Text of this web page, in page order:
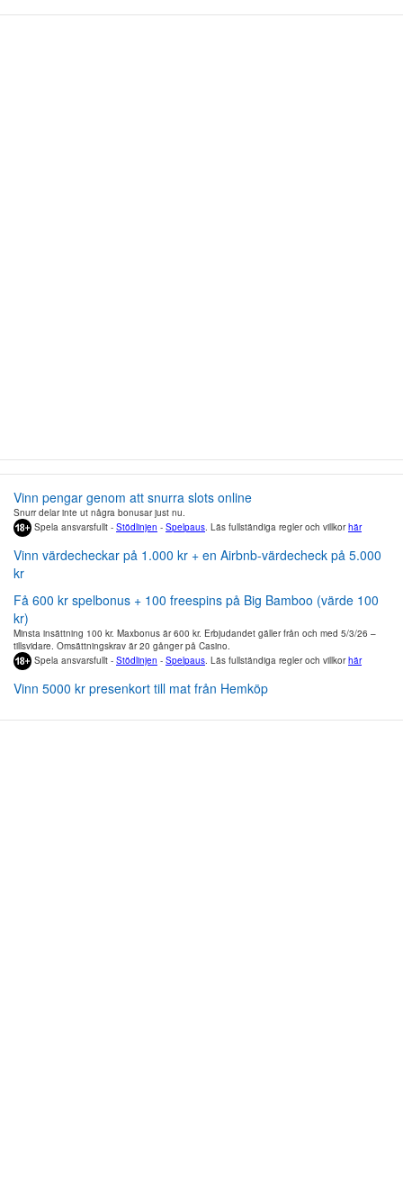
Vinn pengar genom att snurra slots online
Snurr delar inte ut några bonusar just nu.
Spela ansvarsfullt - Stödlinjen - Spelpaus . Läs fullständiga regler och villkorhär
Vinn värdecheckar på 1.000 kr + en Airbnb-värdecheck på 5.000
kr
Få 600 kr spelbonus + 100 freespins på Big Bamboo (värde 100
kr)
Minsta insättning 100 kr. Maxbonus är 600 kr. Erbjudandet gäller från och med 5/3/26 –
tillsvidare. Omsättningskrav är 20 gånger på Casino.
Spela ansvarsfullt - Stödlinjen - Spelpaus . Läs fullständiga regler och villkorhär
Vinn 5000 kr presenkort till mat från Hemköp